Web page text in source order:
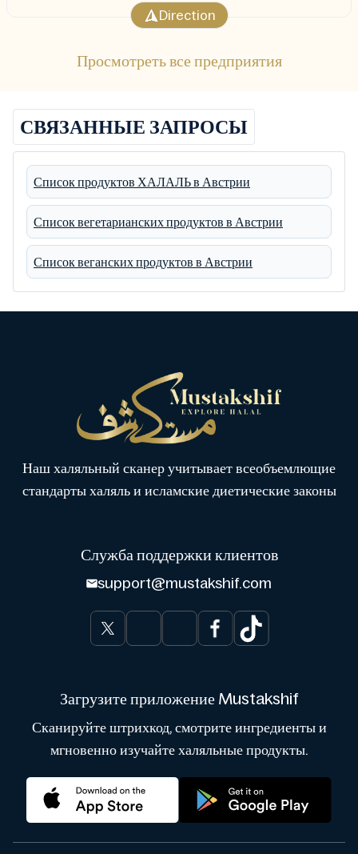
Direction
Просмотреть все предприятия
СВЯЗАННЫЕ ЗАПРОСЫ
Список продуктов ХАЛАЛЬ в Австрии
Список вегетарианских продуктов в Австрии
Список веганских продуктов в Австрии
Наш халяльный сканер учитывает всеобъемлющие
стандарты халяль и исламские диетические законы
Служба поддержки клиентов
support@mustakshif.com
Загрузите приложение Mustakshif
Сканируйте штрихкод, смотрите ингредиенты и
мгновенно изучайте халяльные продукты.